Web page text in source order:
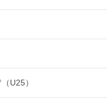
U25）